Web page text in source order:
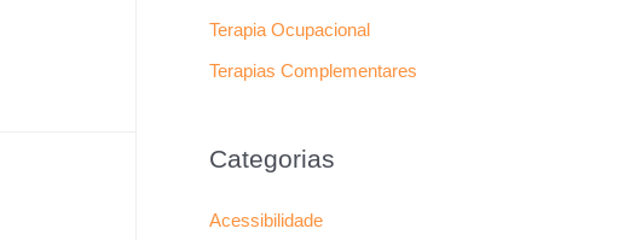
Terapia Ocupacional
Terapias Complementares
Categorias
Acessibilidade